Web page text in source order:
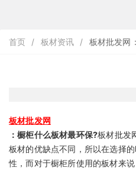
首页 / 板材资讯 / 板材批发网
板材批发网
：橱柜什么板材最环保?板材批发
板材的优缺点不同，所以在选择
性，而对于橱柜所使用的板材来